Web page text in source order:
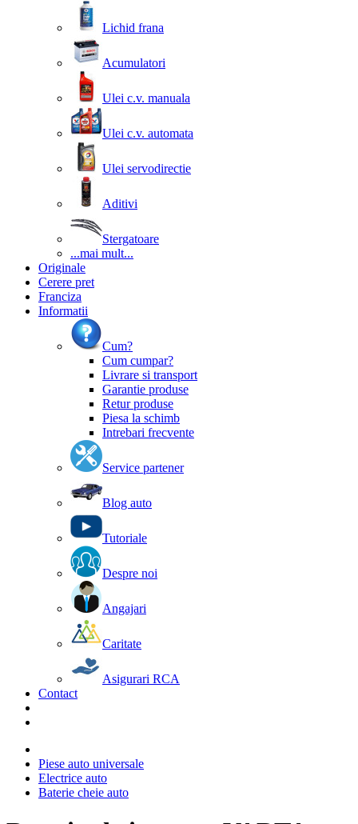
Lichid frana
Acumulatori
Ulei c.v. manuala
Ulei c.v. automata
Ulei servodirectie
Aditivi
Stergatoare
...mai mult...
Originale
Cerere pret
Franciza
Informatii
Cum?
Cum cumpar?
Livrare si transport
Garantie produse
Retur produse
Piesa la schimb
Intrebari frecvente
Service partener
Blog auto
Tutoriale
Despre noi
Angajari
Caritate
Asigurari RCA
Contact
Piese auto universale
Electrice auto
Baterie cheie auto